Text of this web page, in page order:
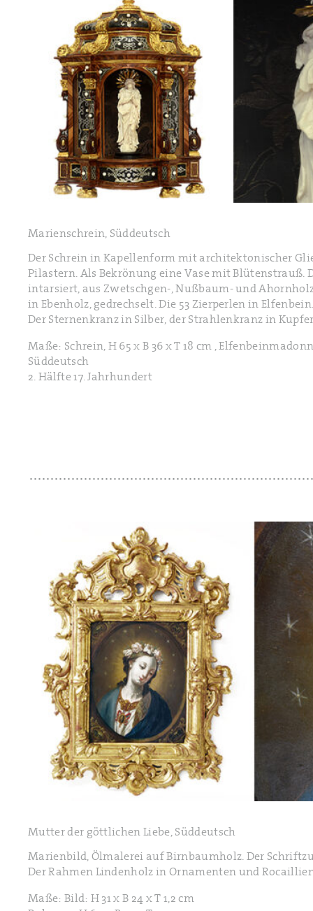
Marienschrein, Süddeutsch
Der Schrein in Kapellenform mit architektonischer
Pilastern. Als Bekrönung eine Vase mit Blütenstrauß.
intarsiert, aus Zwetschgen-, Nußbaum- und
in Ebenholz, gedrechselt. Die 53 Zierperlen in
Der Sternenkranz in Silber, der Strahlenkranz in
Maße: Schrein, H 65 x B 36 x T 18 cm ,
Süddeutsch
2. Hälfte 17. Jahrhundert
Mutter der göttlichen Liebe, Süddeutsch
Marienbild, Ölmalerei auf Birnbaumholz. Der
Der Rahmen Lindenholz in Ornamenten und
Maße: Bild: H 31 x B 24 x T 1,2 cm